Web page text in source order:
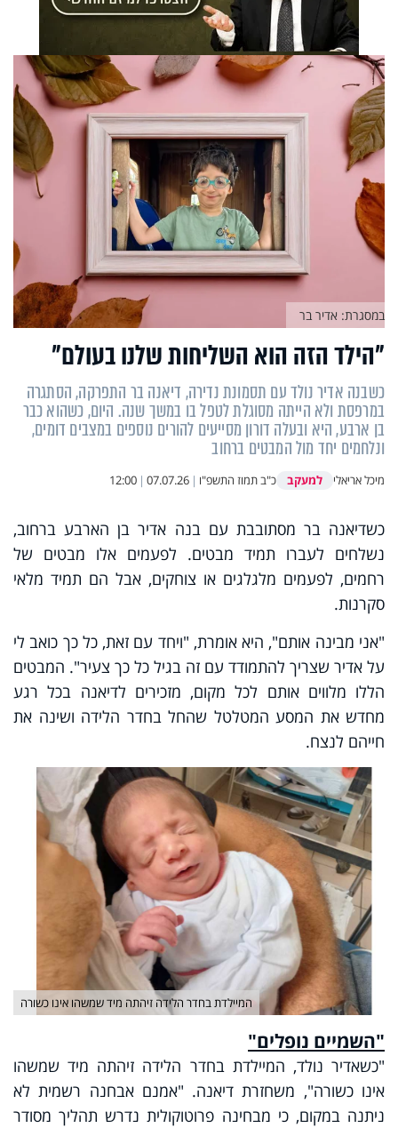
"הילד הזה הוא השליחות שלנו בעולם"
כשבנה אדיר נולד עם תסמונת נדירה, דיאנה בר התפרקה, הסתגרה
במרפסת ולא הייתה מסוגלת לטפל בו במשך שנה. היום, כשהוא כבר
בן ארבע, היא ובעלה דורון מסייעים להורים נוספים במצבים דומים,
ונלחמים יחד מול המבטים ברחוב
מיכל אריאלי למעקב כ"ב תמוז התשפ"ו |
07.07.26
|
12:00
במסגרת: אדיר בר
כשדיאנה בר מסתובבת עם בנה אדיר בן הארבע ברחוב,
נשלחים לעברו תמיד מבטים. לפעמים אלו מבטים של
רחמים, לפעמים מלגלגים או צוחקים, אבל הם תמיד מלאי
סקרנות.
"אני מבינה אותם", היא אומרת, "ויחד עם זאת, כל כך כואב לי
על אדיר שצריך להתמודד עם זה בגיל כל כך צעיר". המבטים
הללו מלווים אותם לכל מקום, מזכירים לדיאנה בכל רגע
מחדש את המסע המטלטל שהחל בחדר הלידה ושינה את
חייהם לנצח.
המיילדת בחדר הלידה זיהתה מיד שמשהו אינו כשורה
"השמיים נופלים"
"כשאדיר נולד, המיילדת בחדר הלידה זיהתה מיד שמשהו
אינו כשורה", משחזרת דיאנה. "אמנם אבחנה רשמית לא
ניתנה במקום, כי מבחינה פרוטוקולית נדרש תהליך מסודר